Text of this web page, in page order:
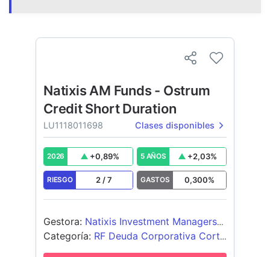
Natixis AM Funds - Ostrum
Credit Short Duration
LU1118011698 Clases disponibles
2026 +0,89% 5 AÑOS +2,03%
RIESGO 2 /7 GASTOS 0,300%
Gestora: Natixis Investment Managers
International
Categoría: RF Deuda Corporativa Corto
Plazo EUR